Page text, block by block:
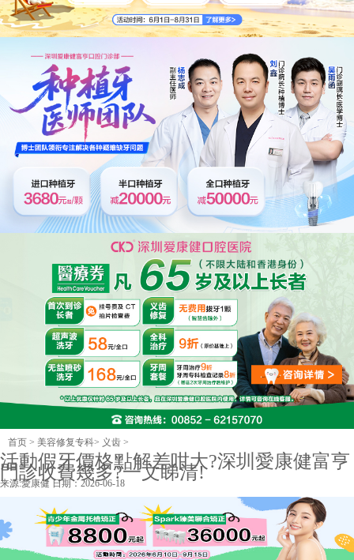
首页 > 美容修复专科> 义齿 >
活動假牙價格點解差咁大?深圳愛康健富亨
門診收費幾多?一文睇清!
来源:愛康健 日期：2026-06-18